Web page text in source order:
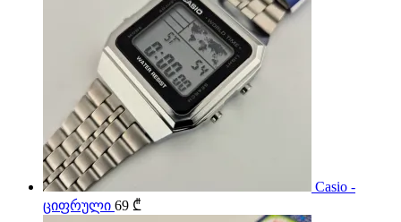
Casio -
ციფრული 69 ₾